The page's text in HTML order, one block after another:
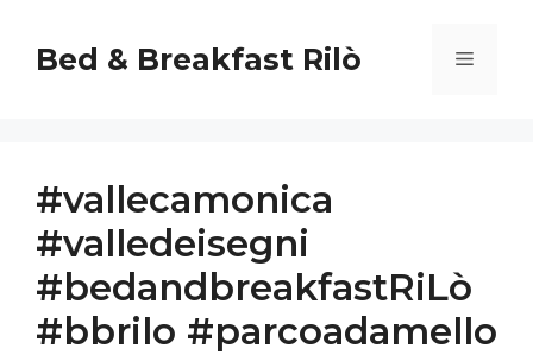
Bed & Breakfast Rilò Menu
#vallecamonica
#valledeisegni
#bedandbreakfastRiLò
#bbrilo #parcoadamello